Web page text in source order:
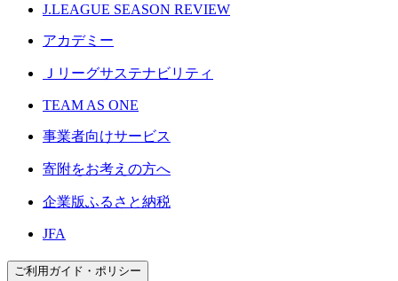
J.LEAGUE SEASON REVIEW
アカデミー
Ｊリーグサステナビリティ
TEAM AS ONE
事業者向けサービス
寄附をお考えの方へ
企業版ふるさと納税
JFA
ご利用ガイド・ポリシー